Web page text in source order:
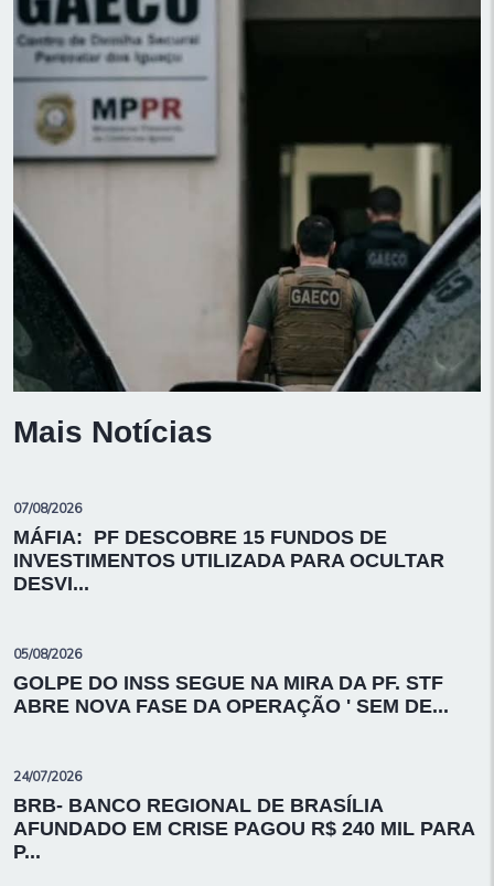
Mais Notícias
07/08/2026
MÁFIA: PF DESCOBRE 15 FUNDOS DE
INVESTIMENTOS UTILIZADA PARA OCULTAR
DESVI...
05/08/2026
GOLPE DO INSS SEGUE NA MIRA DA PF. STF
ABRE NOVA FASE DA OPERAÇÃO ' SEM DE...
24/07/2026
BRB- BANCO REGIONAL DE BRASÍLIA
AFUNDADO EM CRISE PAGOU R$ 240 MIL PARA
P...